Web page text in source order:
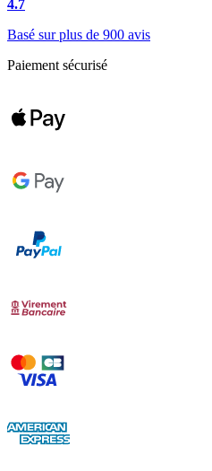
4.7
Basé sur plus de 900 avis
Paiement sécurisé